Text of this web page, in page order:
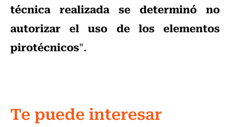
técnica realizada se determinó no
autorizar el uso de los elementos
pirotécnicos".
Te puede interesar